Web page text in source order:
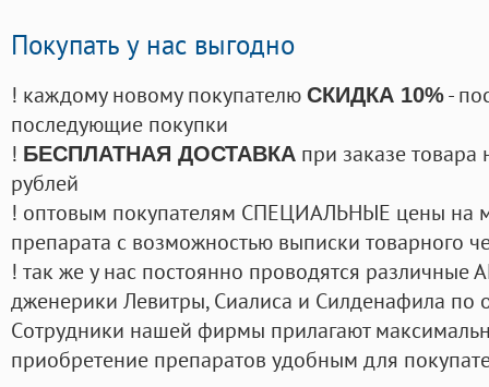
Покупать у нас выгодно
! каждому новому покупателю СКИДКА 10%-
последующие покупки
! БЕСПЛАТНАЯ ДОСТАВКА при заказе
рублей
! оптовым покупателям СПЕЦИАЛЬНЫЕ цены на
препарата с возможностью выписки товарного
! так же у нас постоянно проводятся
дженерики Левитры, Сиалиса и Силденафила по
Cотрудники нашей фирмы прилагают
приобретение препаратов удобным для